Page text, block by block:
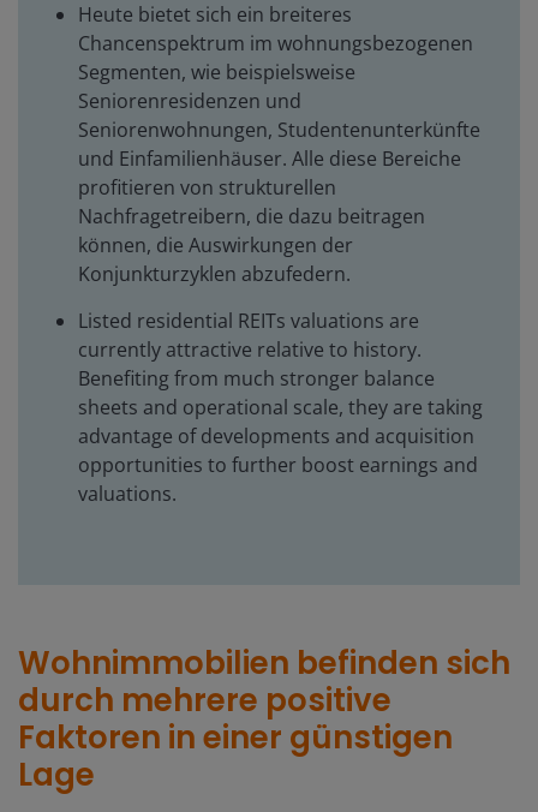
Heute bietet sich ein breiteres
Chancenspektrum im wohnungsbezogenen
Segmenten, wie beispielsweise
Seniorenresidenzen und
Seniorenwohnungen, Studentenunterkünfte
und Einfamilienhäuser. Alle diese Bereiche
profitieren von strukturellen
Nachfragetreibern, die dazu beitragen
können, die Auswirkungen der
Konjunkturzyklen abzufedern.
Listed residential REITs valuations are
currently attractive relative to history.
Benefiting from much stronger balance
sheets and operational scale, they are taking
advantage of developments and acquisition
opportunities to further boost earnings and
valuations.
Wohnimmobilien befinden sich
durch mehrere positive
Faktoren in einer günstigen
Lage